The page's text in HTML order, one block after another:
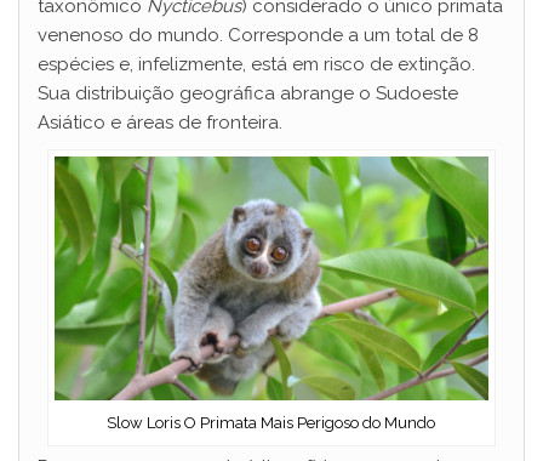
taxonômico Nycticebus) considerado o único primata
venenoso do mundo. Corresponde a um total de 8
espécies e, infelizmente, está em risco de extinção.
Sua distribuição geográfica abrange o Sudoeste
Asiático e áreas de fronteira.
Slow Loris O Primata Mais Perigoso do Mundo